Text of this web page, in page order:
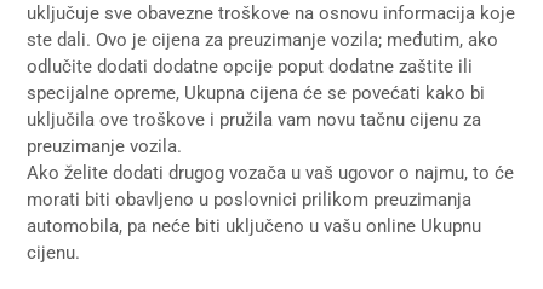
uključuje sve obavezne troškove na osnovu informacija koje
ste dali. Ovo je cijena za preuzimanje vozila; međutim, ako
odlučite dodati dodatne opcije poput dodatne zaštite ili
specijalne opreme, Ukupna cijena će se povećati kako bi
uključila ove troškove i pružila vam novu tačnu cijenu za
preuzimanje vozila.
Ako želite dodati drugog vozača u vaš ugovor o najmu, to će
morati biti obavljeno u poslovnici prilikom preuzimanja
automobila, pa neće biti uključeno u vašu online Ukupnu
cijenu.